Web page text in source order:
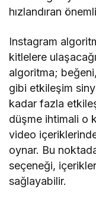
hızlandıran
Instagram
kitlelere
algoritma;
gibi etkileşim
kadar fazla
düşme ihtimali o
video
oynar. Bu
seçeneği,
sağlayabilir.